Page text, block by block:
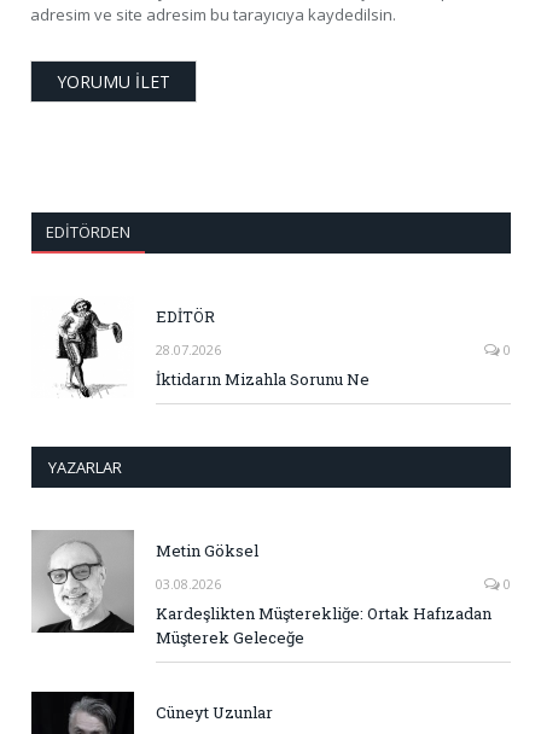
adresim ve site adresim bu tarayıcıya kaydedilsin.
EDITÖRDEN
EDİTÖR
28.07.2026 0
İktidarın Mizahla Sorunu Ne
YAZARLAR
Metin Göksel
03.08.2026 0
Kardeşlikten Müşterekliğe: Ortak Hafızadan
Müşterek Geleceğe
Cüneyt Uzunlar